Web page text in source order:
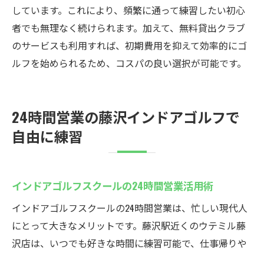
しています。これにより、頻繁に通って練習したい初心
者でも無理なく続けられます。加えて、無料貸出クラブ
のサービスも利用すれば、初期費用を抑えて効率的にゴ
ルフを始められるため、コスパの良い選択が可能です。
24時間営業の藤沢インドアゴルフで
自由に練習
インドアゴルフスクールの24時間営業活用術
インドアゴルフスクールの24時間営業は、忙しい現代人
にとって大きなメリットです。藤沢駅近くのウテミル藤
沢店は、いつでも好きな時間に練習可能で、仕事帰りや